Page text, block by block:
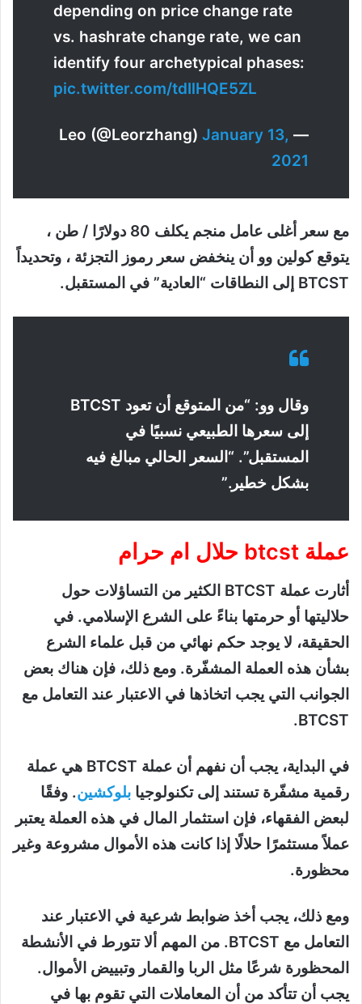
depending on price change rate
vs. hashrate change rate, we can
identify four archetypical phases:
pic.twitter.com/tdIlHQE5ZL
— Leo (@Leorzhang)
January 13,
2021
مع سعر أغلى عامل منجم يكلف 80 دولارًا / طن ،
يتوقع كولين وو أن ينخفض سعر رموز التجزئة ، وتحديداً
BTCST إلى النطاقات “العادية” في المستقبل.
وقال وو: “من المتوقع أن تعود BTCST
إلى سعرها الطبيعي نسبيًا في
المستقبل”. “السعر الحالي مبالغ فيه
بشكل خطير.”
عملة btcst حلال ام حرام
أثارت عملة BTCST الكثير من التساؤلات حول
حلاليتها أو حرمتها بناءً على الشرع الإسلامي. في
الحقيقة، لا يوجد حكم نهائي من قبل علماء الشرع
بشأن هذه العملة المشفّرة. ومع ذلك، فإن هناك بعض
الجوانب التي يجب اتخاذها في الاعتبار عند التعامل مع
BTCST.
في البداية، يجب أن نفهم أن عملة BTCST هي عملة
رقمية مشفّرة تستند إلى تكنولوجيا بلوكشين. وفقًا
لبعض الفقهاء، فإن استثمار المال في هذه العملة يعتبر
عملاً مستثمرًا حلالًا إذا كانت هذه الأموال مشروعة وغير
محظورة.
ومع ذلك، يجب أخذ ضوابط شرعية في الاعتبار عند
التعامل مع BTCST. من المهم ألا تتورط في الأنشطة
المحظورة شرعًا مثل الربا والقمار وتبييض الأموال.
يجب أن تتأكد من أن المعاملات التي تقوم بها في